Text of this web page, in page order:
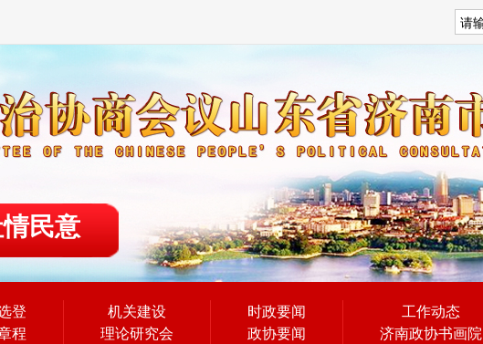
民意
登
程
机关建设
理论研究会
时政要闻
政协要闻
工作动态
济南政协书画院